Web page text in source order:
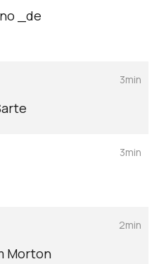
_de
3min
3min
Morton
2min